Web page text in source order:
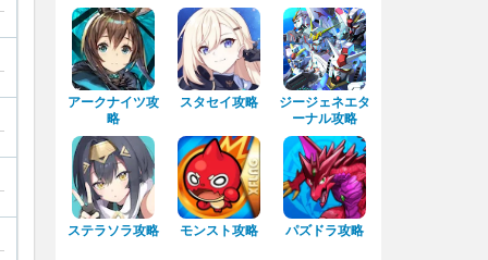
アークナイツ攻
略
スタセイ攻略
ジージェネエタ
ーナル攻略
ステラソラ攻略 モンスト攻略 パズドラ攻略